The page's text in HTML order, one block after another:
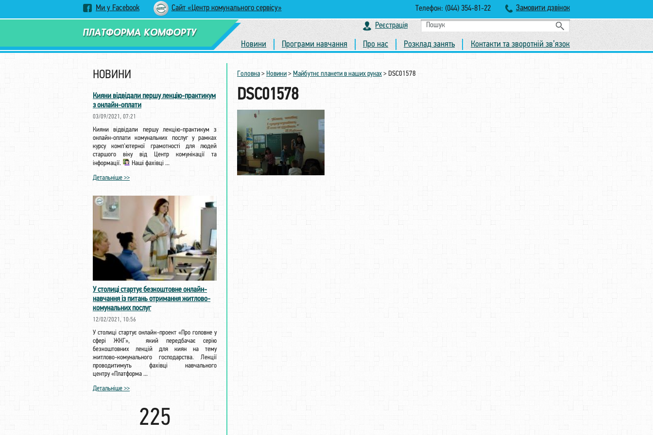
Ми у Facebook Сайт «Центр комунального сервісу» Замовити дзвінок
Телефон: (044) 354-81-22
Реєстрація
Новини Програми навчання Про нас Розклад занять Контакти та зворотній зв’язок
НОВИНИ
Кияни відвідали першу лекцію-практикум
з онлайн-оплати
03/09/2021, 07:21
Кияни відвідали першу лекцію-практикум з
онлайн-оплати комунальних послуг у рамках
курсу комп'ютерної грамотності для людей
старшого віку від Центр комунікації та
інформації.
Наші фахівці ...
Детальніше >>
У столиці стартує безкоштовне онлайн-
навчання із питань отримання житлово-
комунальних послуг
12/02/2021, 10:56
У столиці стартує онлайн-проект «Про головне у
сфері ЖКГ», який передбачає серію
безкоштовних лекцій для киян на тему
житлово-комунального господарства. Лекції
проводитимуть фахівці навчального
центру «Платформа ...
Детальніше >>
225
Головна > Новини > Майбутнє планети в наших руках > DSC01578
DSC01578